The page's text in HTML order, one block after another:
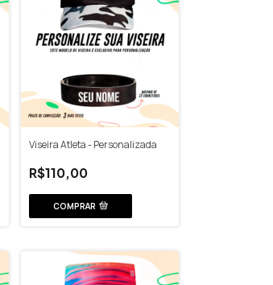
Viseira Atleta - Personalizada
R$110,00
COMPRAR